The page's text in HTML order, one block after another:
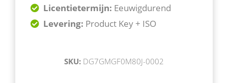
Licentietermijn: Eeuwigdurend
Levering: Product Key + ISO
SKU: DG7GMGF0M80J-0002